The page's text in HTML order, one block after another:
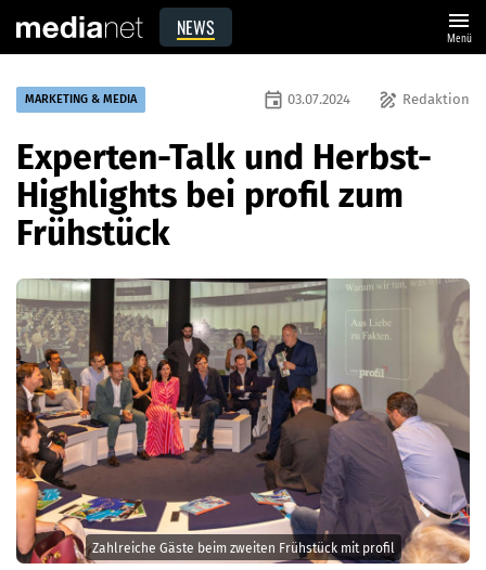
NEWS menu
Menü
Zahlreiche Gäste beim zweiten Frühstück mit profil
MARKETING & MEDIA draw Redaktion
event 03.07.2024
Experten-Talk und Herbst-
Highlights bei profil zum
Frühstück